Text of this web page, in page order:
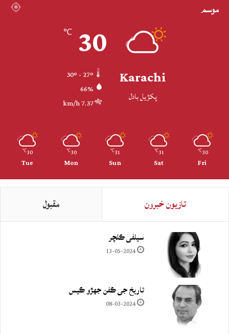
موسم
Karachi
پکڙيل بادل
30
℃
66%
7.37 km/h
30
℃
Fri
31
℃
Sat
31
℃
Sun
30
℃
Mon
30
℃
Tue
تازيون خبرون مقبول
سيلفي ڪلچر
13-05-2024
تاريخ جي ڪفن جھڙو ڪيس
08-03-2024